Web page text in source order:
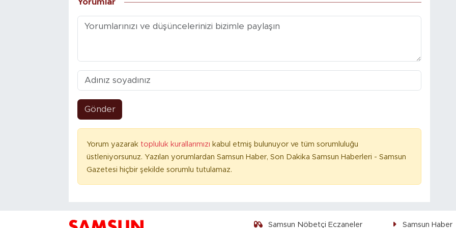
Yorumlar
Gönder
Yorum yazarak topluluk kurallarımızı kabul etmiş bulunuyor ve tüm sorumluluğu
üstleniyorsunuz. Yazılan yorumlardan Samsun Haber, Son Dakika Samsun Haberleri - Samsun
Gazetesi hiçbir şekilde sorumlu tutulamaz.
Samsun Nöbetçi Eczaneler Samsun Haber